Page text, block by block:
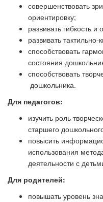
совершенствовать
ориентировку;
развивать гибкость
развивать тактильно-
способствовать
состояния
способствовать
дошкольника.
Для педагогов:
изучить роль
старшего
повысить
использования
деятельности с
Для родителей:
повышать уровень